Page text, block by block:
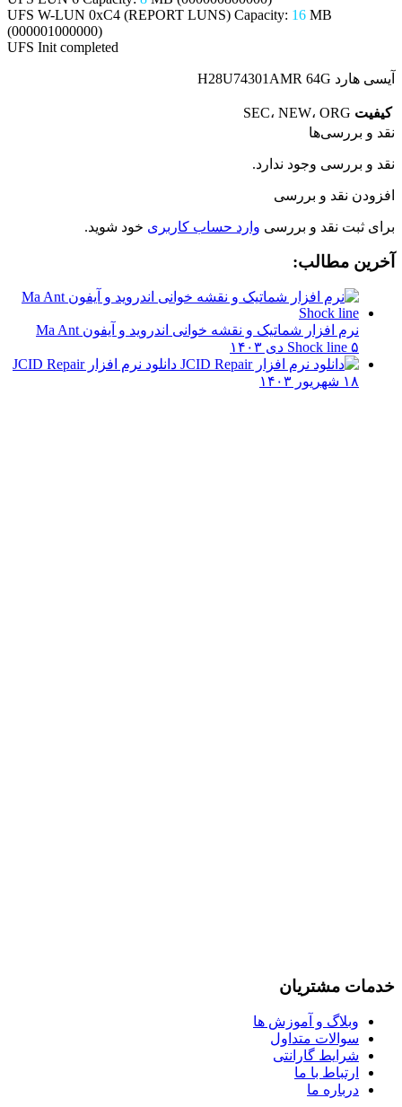
UFS W-LUN 0xC4 (REPORT LUNS) Capacity: 16 MB
(000001000000)
UFS Init completed
آیسی هارد H28U74301AMR 64G
کیفیت SEC، NEW، ORG
نقد و بررسی‌ها
نقد و بررسی وجود ندارد.
افزودن نقد و بررسی
برای ثبت نقد و بررسی وارد حساب کاربری خود شوید.
آخرین مطالب:
نرم افزار شماتیک و نقشه خوانی اندروید و آیفون Ma Ant
Shock line ۵ دی ۱۴۰۳
دانلود نرم افزار JCID Repair
۱۸ شهریور ۱۴۰۳
خدمات مشتریان
وبلاگ و آموزش ها
سوالات متداول
شرایط گارانتی
ارتباط با ما
درباره ما